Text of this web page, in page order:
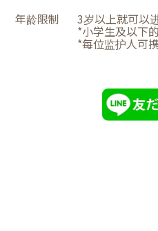
年龄限制 3岁以上就可以
*小学生及以下
*每位监护人可